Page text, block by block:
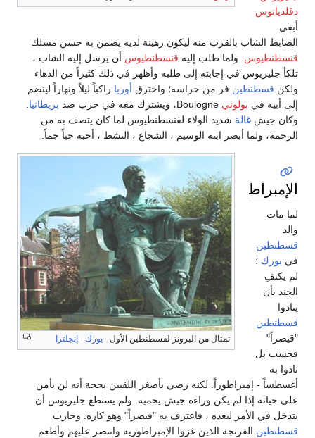
دقلديانوس
أبقى
الضابط الشاب بالقرب منه ليكون رهينة لديه يضمن به حسن مسلك
قنسطنطيوس . ولما طلب إليه قنسطنطيوس أن يرسل إليه الشاب ،
تلكأ جليريوس في إجابته إلى طلبه وأظهر في ذلك كثيراً من الدهاء
ولكن قسطنطين فر من حراسه؛ واخترق أوربا راكباً ليلاً ونهاراً لينضم
إلى أبيه في بولوني بريطانيا
وكان جيش غالة شديد الولاء لقنسطنطيوس لما كان يتصف به من
الرحمة، ولما أبصر ابنه الوسيم ، الشجاع ، النشط ، أحبه حباً جماً.
تمثال من البرونز لقسطنطين الأول - يورك - إنجلترا
الإمبراطور
لما مات
والد
قسطنطين
في يورك ؛
لم يكتفِ
الجند بأن
ينادوا
قسطنطين
"قيصراً"
فحسب بل
نادوا به
أغسطساً - إمبراطوراً. لكنه رضي بأصغر اللقبين بحجة أنه لن يأمن
على حياته إذا لم يكن وراءه جيش يحميه. ولم يستطع جليريوس أن
يتدخل في الأمر لبعده ، فاعترف به "قيصراً" وهو كاره. وحارب
قسطنطين الفرنجة الذين غزوا الإمبراطورية وانتصر عليهم وأطعم